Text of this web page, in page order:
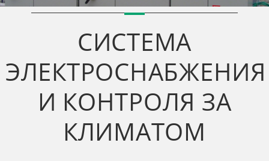
СИСТЕМА
ЭЛЕКТРОСНАБЖЕНИЯ
И КОНТРОЛЯ ЗА
КЛИМАТОМ